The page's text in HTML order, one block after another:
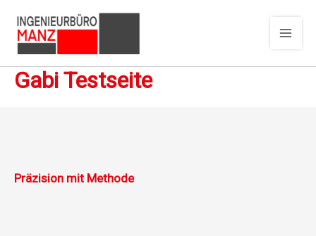
Inhalt
Gabi Testseite
Präzision mit Methode